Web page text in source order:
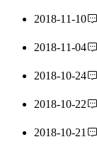
2018-11-10
2018-11-04
2018-10-24
2018-10-22
2018-10-21